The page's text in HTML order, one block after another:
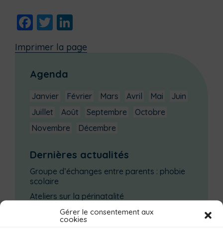
Gérer le consentement aux
cookies
Facebook
Twitter
Imprimer la page
Agenda
Janvier Février Mars Avril Mai
Juin
Juillet
Août Septembre
Octobre
Novembre
Décembre
Dernières actualités
Groupe d’échanges entre parents : phobie
scolaire
Ateliers sur la périnatalité
La saison culturelle 2026-2027 est lancée !